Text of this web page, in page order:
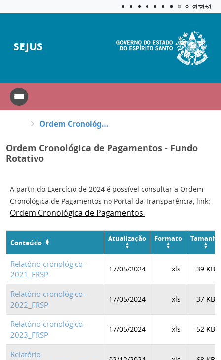
Aplicar
A=A+A-
SEJUS
Ordem Cronológica de Pagamentos - Fundo Rotativo
Ordem Cronológica de Pagamentos - Fundo
Rotativo
A partir do Exercício de 2024 é possível consultar a Ordem
Cronológica de Pagamentos no Portal da Transparência, link:
Ordem Cronológica de Pagamentos
Conteúdo Atualização Formato Tamanho
Relatório cronológico -
2021_FRSP
17/05/2024 xls 39 KB
Relatório cronológico -
2022_FRSP
17/05/2024 xls 37 KB
Relatório cronológico -
2023_FRSP
17/05/2024 xls 52 KB
Relatório